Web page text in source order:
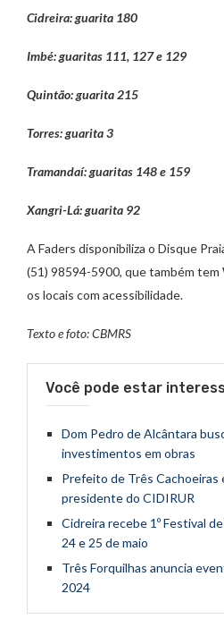
Cidreira: guarita 180
Imbé: guaritas 111, 127 e 129
Quintão: guarita 215
Torres: guarita 3
Tramandaí: guaritas 148 e 159
Xangri-Lá: guarita 92
A Faders disponibiliza o Disque
(51) 98594-5900, que também
os locais com acessibilidade.
Texto e foto: CBMRS
Você pode estar
Dom Pedro de Alcântara
investimentos em obras
Prefeito de Três Cachoeiras
presidente do CIDIRUR
Cidreira recebe 1º Festival
24 e 25 de maio
Três Forquilhas anuncia
2024